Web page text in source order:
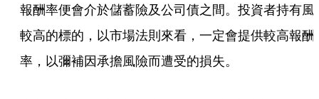
報酬率便會介於儲蓄險及公司債之間。投資者持有風
較高的標的，以市場法則來看，一定會提供較高報酬
率，以彌補因承擔風險而遭受的損失。